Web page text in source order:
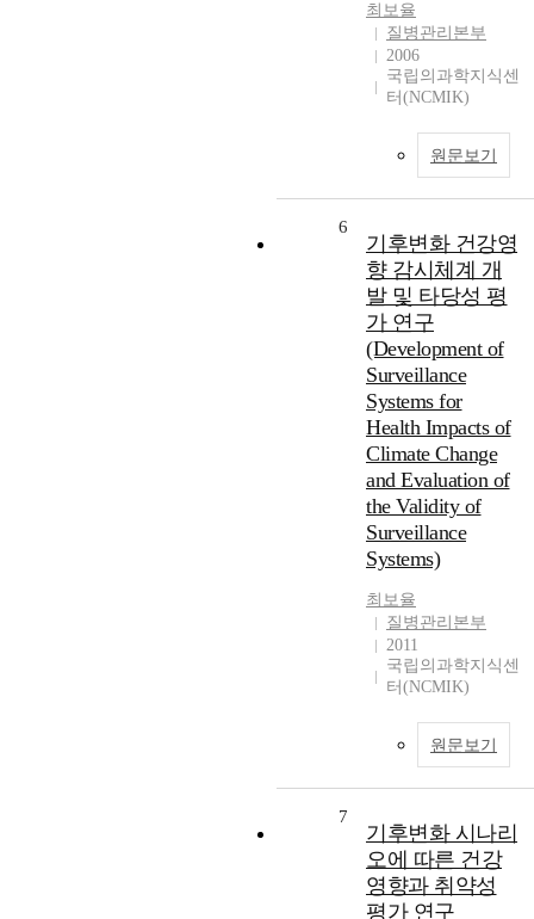
최보율
질병관리본부
2006
국립의과학지식센
터(NCMIK)
원문보기
6
기후변화 건강영
향 감시체계 개
발 및 타당성 평
가 연구
(Development of
Surveillance
Systems for
Health Impacts of
Climate Change
and Evaluation of
the Validity of
Surveillance
Systems)
최보율
질병관리본부
2011
국립의과학지식센
터(NCMIK)
원문보기
7
기후변화 시나리
오에 따른 건강
영향과 취약성
평가 연구